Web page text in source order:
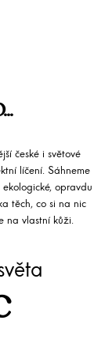
české i světové
líčení. Sáhneme
opravdu
těch, co si na nic
na vlastní kůži.